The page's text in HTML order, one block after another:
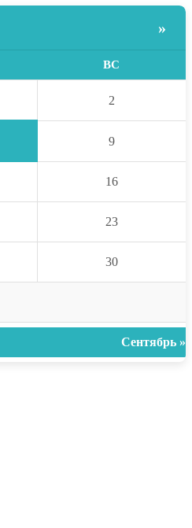
»
ВС
2
9
16
23
30
Сентябрь »